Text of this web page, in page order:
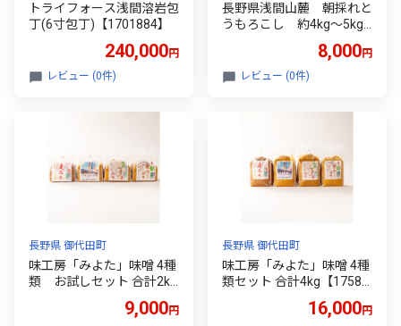
トライフォース浅間溶岩包
丁(6寸包丁)【1701884】
240,000円
レビュー (0件)
長野県浅間山麓 朝採れと
うもろこし 約4kg～5kg
(約8本～12本入り)【1754
8,000円
レビュー (0件)
長野県 御代田町
味工房「みよた」味噌 4種
類 お試しセット 合計2kg
9,000円
長野県 御代田町
味工房「みよた」味噌 4種
類セット 合計4kg【17584
16,000円